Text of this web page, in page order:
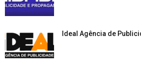
Ideal Agência de